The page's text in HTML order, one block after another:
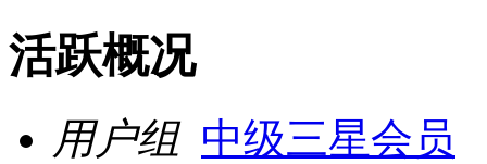
活跃概况
用户组 中级三星会员